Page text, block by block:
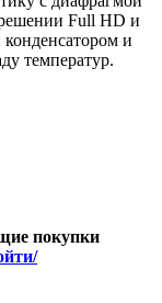
Full HD и
и
температур.
покупки